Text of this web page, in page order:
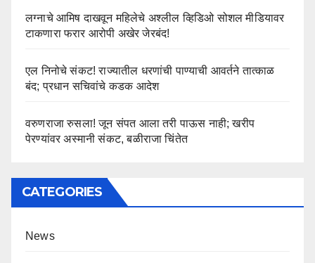
लग्नाचे आमिष दाखवून महिलेचे अश्लील व्हिडिओ सोशल मीडियावर
टाकणारा फरार आरोपी अखेर जेरबंद!
एल निनोचे संकट! राज्यातील धरणांची पाण्याची आवर्तने तात्काळ
बंद; प्रधान सचिवांचे कडक आदेश
वरुणराजा रुसला! जून संपत आला तरी पाऊस नाही; खरीप
पेरण्यांवर अस्मानी संकट, बळीराजा चिंतेत
CATEGORIES
News